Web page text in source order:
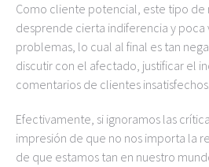
Como cliente potencial, este tipo de
desprende cierta indiferencia y
problemas, lo cual al final es tan
discutir con el afectado, justificar el
comentarios de clientes insatisfechos.
Efectivamente, si ignoramos las
impresión de que no nos importa la
de que estamos tan en nuestro